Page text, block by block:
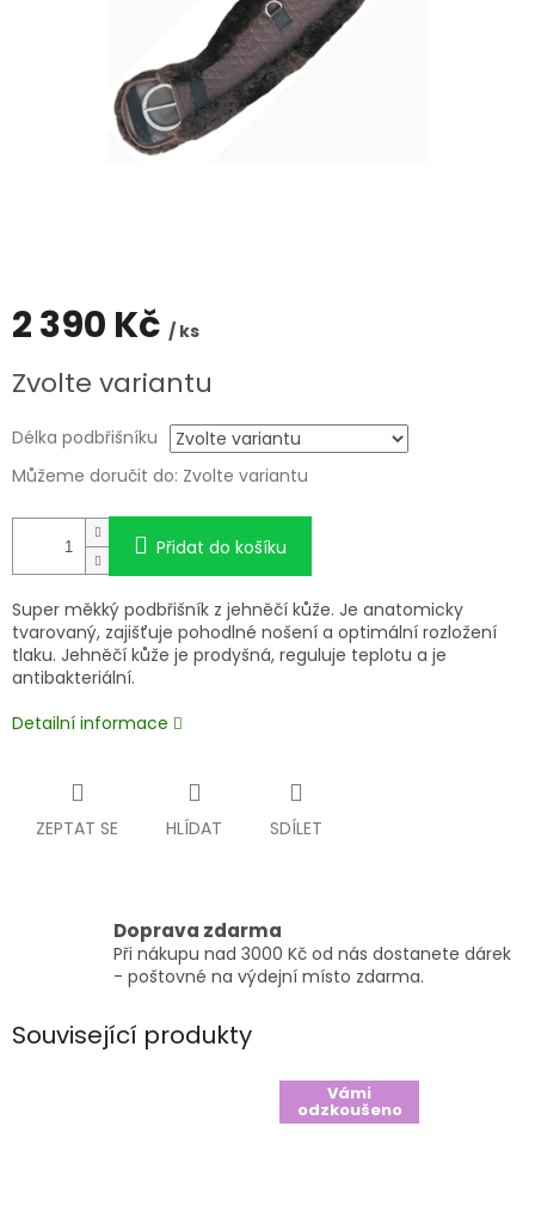
2 390 Kč / ks
cena:
Zvolte variantu
Délka podbřišníku
Můžeme doručit do: Zvolte variantu
Přidat do košíku
Super měkký podbřišník z jehněčí kůže. Je anatomicky
tvarovaný, zajišťuje pohodlné nošení a optimální rozložení
tlaku. Jehněčí kůže je prodyšná, reguluje teplotu a je
antibakteriální.
Detailní informace
ZEPTAT SE HLÍDAT SDÍLET
Doprava zdarma
Při nákupu nad 3000 Kč od nás dostanete dárek
- poštovné na výdejní místo zdarma.
Související produkty
Vámi
odzkoušeno